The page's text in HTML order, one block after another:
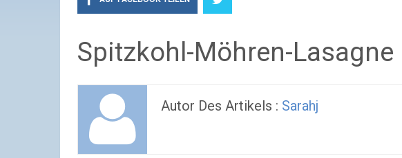
Spitzkohl-Möhren-Lasagne
Autor Des Artikels : Sarahj